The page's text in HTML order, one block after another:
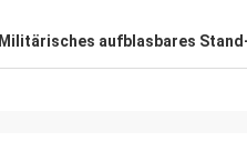
Militärisches aufblasbares